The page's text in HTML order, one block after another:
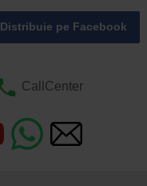
Distribuie pe Facebook
CallCenter